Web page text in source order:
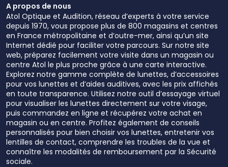
A propos de nous
Atol Optique et Audition, réseau d’experts à votre service
depuis 1970, vous propose plus de 800 magasins et centres
en France métropolitaine et d’outre-mer, ainsi qu’un site
Internet dédié pour faciliter votre parcours. Sur notre site
web, préparez facilement votre visite dans un magasin ou
centre Atol le plus proche grâce à une carte interactive.
Explorez notre gamme complète de lunettes, d’accessoires
pour vos lunettes et d’aides auditives, avec les prix affichés
en toute transparence. Utilisez notre outil d’essayage virtuel
pour visualiser les lunettes directement sur votre visage,
puis commandez en ligne et récupérez votre achat en
magasin ou en centre. Profitez également de conseils
personnalisés pour bien choisir vos lunettes, entretenir vos
lentilles de contact, comprendre les troubles de la vue et
connaître les modalités de remboursement par la Sécurité
sociale.